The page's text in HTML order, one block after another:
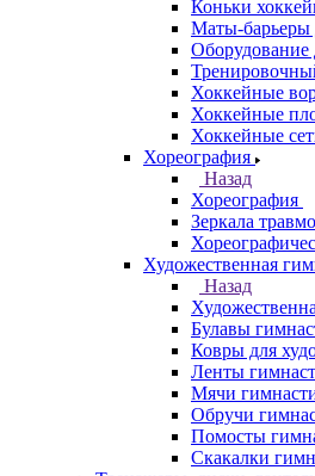
Коньки
Маты-барьеры
Оборудование
Хоккейные
Хоккейные
Хоккейные
Хореография
Назад
Хореография
Зеркала
Художественная
Назад
Булавы
Ковры для
Ленты
Мячи
Обручи
Помосты
Скакалки